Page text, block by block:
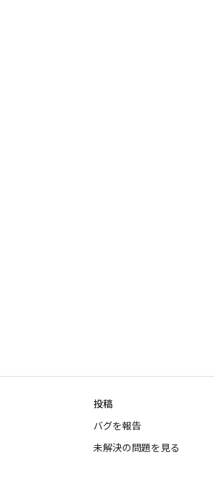
投稿
バグを報告
未解決の問題を見る